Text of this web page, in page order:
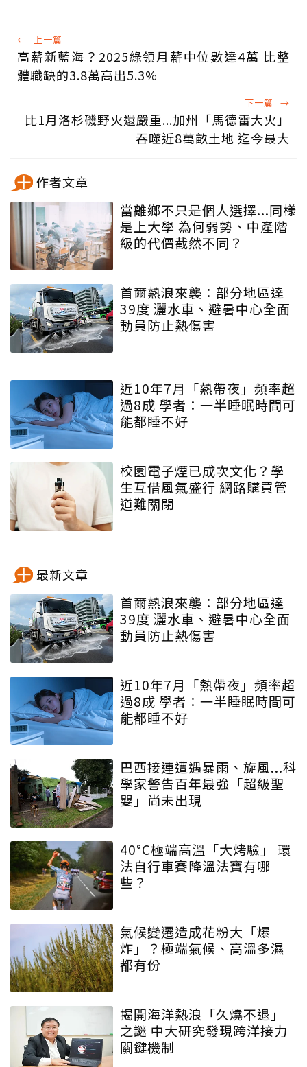
← 上一篇
高薪新藍海？2025綠領月薪中位數達4萬 比整
體職缺的3.8萬高出5.3%
下一篇 →
比1月洛杉磯野火還嚴重...加州「馬德雷大火」
吞噬近8萬畝土地 迄今最大
作者文章
當離鄉不只是個人選擇...同樣
是上大學 為何弱勢、中產階
級的代價截然不同？
首爾熱浪來襲：部分地區達
39度 灑水車、避暑中心全面
動員防止熱傷害
近10年7月「熱帶夜」頻率超
過8成 學者：一半睡眠時間可
能都睡不好
校園電子煙已成次文化？學
生互借風氣盛行 網路購買管
道難關閉
最新文章
首爾熱浪來襲：部分地區達
39度 灑水車、避暑中心全面
動員防止熱傷害
近10年7月「熱帶夜」頻率超
過8成 學者：一半睡眠時間可
能都睡不好
巴西接連遭遇暴雨、旋風...科
學家警告百年最強「超級聖
嬰」尚未出現
40°C極端高溫「大烤驗」 環
法自行車賽降溫法寶有哪
些？
氣候變遷造成花粉大「爆
炸」？極端氣候、高溫多濕
都有份
揭開海洋熱浪「久燒不退」
之謎 中大研究發現跨洋接力
關鍵機制